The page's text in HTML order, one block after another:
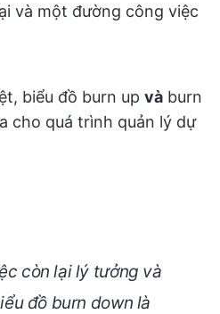
và một đường công việc
biểu đồ burn up và burn
cho quá trình quản lý dự
còn lại lý tưởng và
đồ burn down là